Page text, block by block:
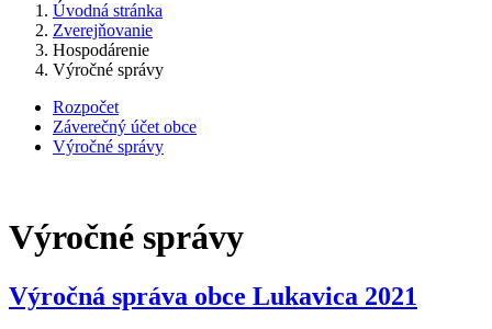
Úvodná stránka
Zverejňovanie
Hospodárenie
Výročné správy
Rozpočet
Záverečný účet obce
Výročné správy
Výročné správy
Výročná správa obce Lukavica 2021